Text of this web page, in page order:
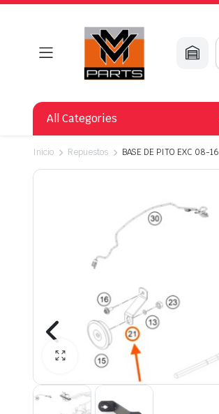
All Categories
Inicio Repuestos BASE DE PITO EXC 08-16